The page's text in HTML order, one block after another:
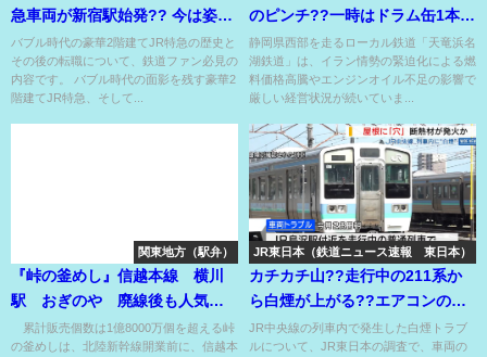
急車両が新宿駅始発?? 今は姿を
変えて転職??
バブル時代の豪華2階建てJR特急の歴史と
その後の転職について、鉄道ファン必見の
内容です。 バブル時代の面影を残す豪華2
階建てJR特急、そして...
のピンチ??一時はドラム缶1本に
なったエンジンオイル??
静岡県西部を走るローカル鉄道「天竜浜名
湖鉄道」は、イラン情勢の緊迫化による燃
料価格高騰やエンジンオイル不足の影響で
厳しい経営状況が続いていま...
関東地方（駅弁）
『峠の釜めし』信越本線 横川
駅 おぎのや 廃線後も人気衰
えず！峠の釜めしのアタマ??
累計販売個数は1億8000万個を超える峠
の釜めしは、北陸新幹線開業前に、信越本
JR東日本（鉄道ニュース速報 東日本）
カチカチ山??走行中の211系か
ら白煙が上がる??エアコンの断
熱材に発火したか？
JR中央線の列車内で発生した白煙トラブ
ルについて、JR東日本の調査で、車両の